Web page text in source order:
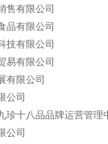
售有限公司
品有限公司
技有限公司
易有限公司
有限公司
公司
珍十八品品牌运营管理
公司